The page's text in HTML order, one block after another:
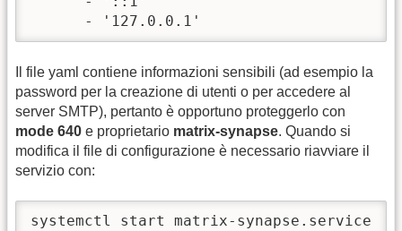
      - '127.0.0.1'
Il file yaml contiene informazioni sensibili (ad esempio la
password per la creazione di utenti o per accedere al
server SMTP), pertanto è opportuno proteggerlo con
mode 640 e proprietario matrix-synapse. Quando si
modifica il file di configurazione è necessario riavviare il
servizio con:
systemctl start matrix-synapse.service